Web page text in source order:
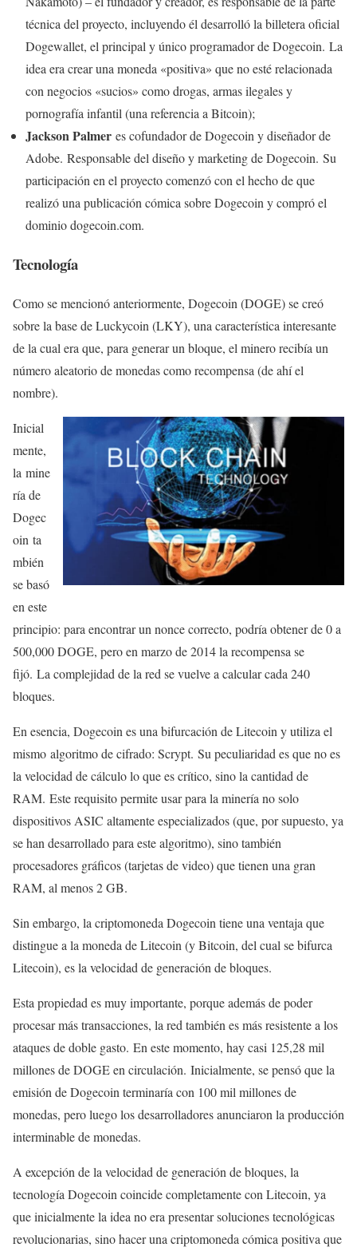
técnica del proyecto, incluyendo él desarrolló la billetera oficial
Dogewallet, el principal y único programador de Dogecoin. La
idea era crear una moneda «positiva» que no esté relacionada
con negocios «sucios» como drogas, armas ilegales y
pornografía infantil (una referencia a Bitcoin);
Jackson Palmer es cofundador de Dogecoin y diseñador de
Adobe. Responsable del diseño y marketing de Dogecoin. Su
participación en el proyecto comenzó con el hecho de que
realizó una publicación cómica sobre Dogecoin y compró el
dominio dogecoin.com.
Tecnología
Como se mencionó anteriormente, Dogecoin (DOGE) se creó
sobre la base de Luckycoin (LKY), una característica interesante
de la cual era que, para generar un bloque, el minero recibía un
número aleatorio de monedas como recompensa (de ahí el
nombre).
Inicial
mente,
la mine
ría de
Dogec
oin ta
mbién
se basó
en este
principio: para encontrar un nonce correcto, podría obtener de 0 a
500,000 DOGE, pero en marzo de 2014 la recompensa se
fijó. La complejidad de la red se vuelve a calcular cada 240
bloques.
En esencia, Dogecoin es una bifurcación de Litecoin y utiliza el
mismo algoritmo de cifrado: Scrypt. Su peculiaridad es que no es
la velocidad de cálculo lo que es crítico, sino la cantidad de
RAM. Este requisito permite usar para la minería no solo
dispositivos ASIC altamente especializados (que, por supuesto, ya
se han desarrollado para este algoritmo), sino también
procesadores gráficos (tarjetas de video) que tienen una gran
RAM, al menos 2 GB.
Sin embargo, la criptomoneda Dogecoin tiene una ventaja que
distingue a la moneda de Litecoin (y Bitcoin, del cual se bifurca
Litecoin), es la velocidad de generación de bloques.
Esta propiedad es muy importante, porque además de poder
procesar más transacciones, la red también es más resistente a los
ataques de doble gasto. En este momento, hay casi 125,28 mil
millones de DOGE en circulación. Inicialmente, se pensó que la
emisión de Dogecoin terminaría con 100 mil millones de
monedas, pero luego los desarrolladores anunciaron la producción
interminable de monedas.
A excepción de la velocidad de generación de bloques, la
tecnología Dogecoin coincide completamente con Litecoin, ya
que inicialmente la idea no era presentar soluciones tecnológicas
revolucionarias, sino hacer una criptomoneda cómica positiva que